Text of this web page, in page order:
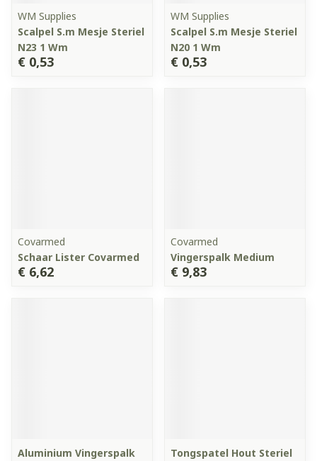
WM Supplies
Scalpel S.m Mesje Steriel
N23 1 Wm
€ 0,53
WM Supplies
Scalpel S.m Mesje Steriel
N20 1 Wm
€ 0,53
Covarmed
Schaar Lister Covarmed
€ 6,62
Covarmed
Vingerspalk Medium
€ 9,83
Aluminium Vingerspalk
Tongspatel Hout Steriel